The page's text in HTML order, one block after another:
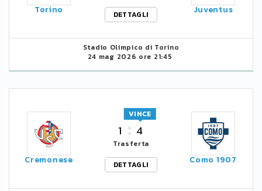
Torino
DETTAGLI
Juventus
Stadio Olimpico di Torino
24 mag 2026 ore 21:45
Cremonese
1 4
VINCE
Trasferta
DETTAGLI
Como 1907